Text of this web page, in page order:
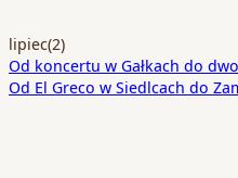
lipiec(2)
Od koncertu w Gałkach do
Od El Greco w Siedlcach do